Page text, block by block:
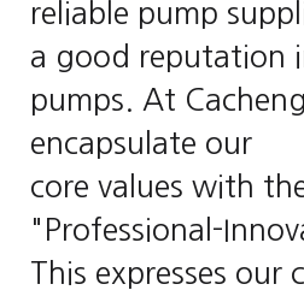
reliable pump
a good reputation
pumps. At
encapsulate our
core values with
"Professional-
This expresses our